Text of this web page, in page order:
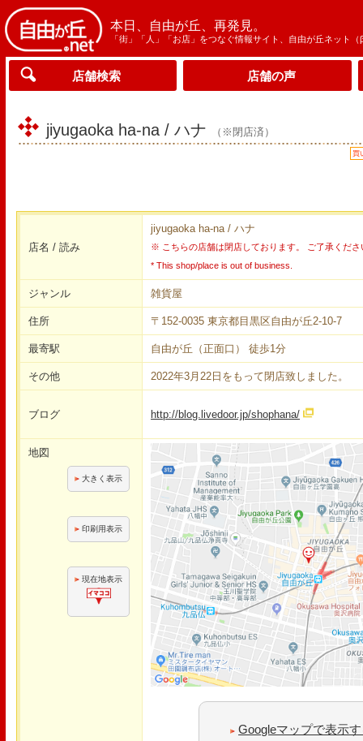
本日、自由が丘、再発見。
「街」「人」「お店」をつなぐ情報サイト、自由が丘ネット（
店舗検索 店舗の声
jiyugaoka ha-na / ハナ （※閉店済）
買
店名 / 読み
jiyugaoka ha-na / ハナ
※ こちらの店舗は閉店しております。 ご了承くださ
* This shop/place is out of business.
ジャンル 雑貨屋
住所 〒152-0035 東京都目黒区自由が丘2-10-7
最寄駅 自由が丘（正面口） 徒歩1分
その他 2022年3月22日をもって閉店致しました。
ブログ http://blog.livedoor.jp/shophana/
地図
大きく表示
印刷用表示
現在地表示
Googleマップで表示